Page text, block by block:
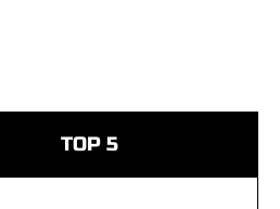
TOP 5